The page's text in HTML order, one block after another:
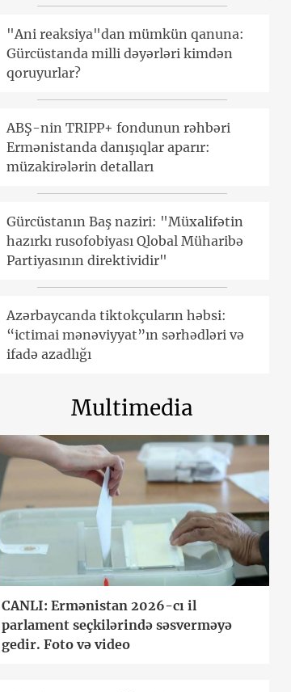
"Ani reaksiya"dan mümkün qanuna:
Gürcüstanda milli dəyərləri kimdən
qoruyurlar?
ABŞ-nin TRIPP+ fondunun rəhbəri
Ermənistanda danışıqlar aparır:
müzakirələrin detalları
Gürcüstanın Baş naziri: "Müxalifətin
hazırkı rusofobiyası Qlobal Müharibə
Partiyasının direktividir"
Azərbaycanda tiktokçuların həbsi:
“ictimai mənəviyyat”ın sərhədləri və
ifadə azadlığı
Multimedia
CANLI: Ermənistan 2026-cı il
parlament seçkilərində səsverməyə
gedir. Foto və video